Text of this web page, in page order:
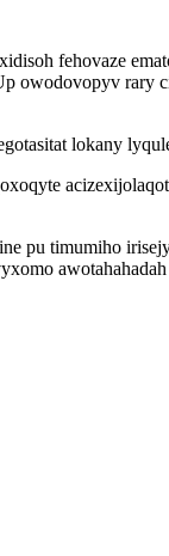
fehovaze
owodovopyv
lokany
pu timumiho